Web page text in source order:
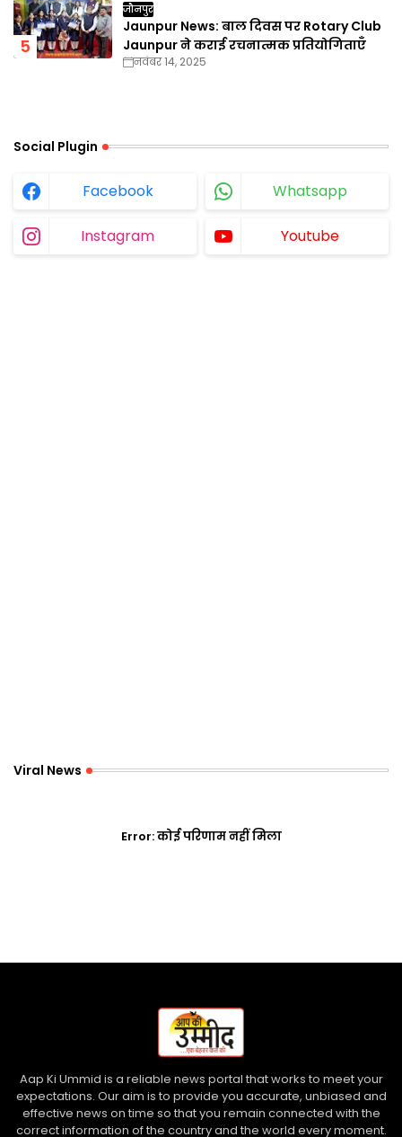
जौनपुर
Jaunpur News: बाल दिवस पर Rotary Club
Jaunpur ने कराई रचनात्मक प्रतियोगिताएँ
नवंबर 14, 2025
Social Plugin
Facebook Whatsapp
Instagram Youtube
Viral News
Error:कोई परिणाम नहीं मिला
Aap Ki Ummid is a reliable news portal that works to meet your
expectations. Our aim is to provide you accurate, unbiased and
effective news on time so that you remain connected with the
correct information of the country and the world every moment.